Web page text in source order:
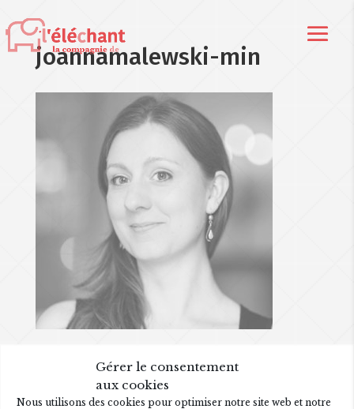
Gérer le consentement
aux cookies
Nous utilisons des cookies pour optimiser notre site web et notre
joannamalewski-min